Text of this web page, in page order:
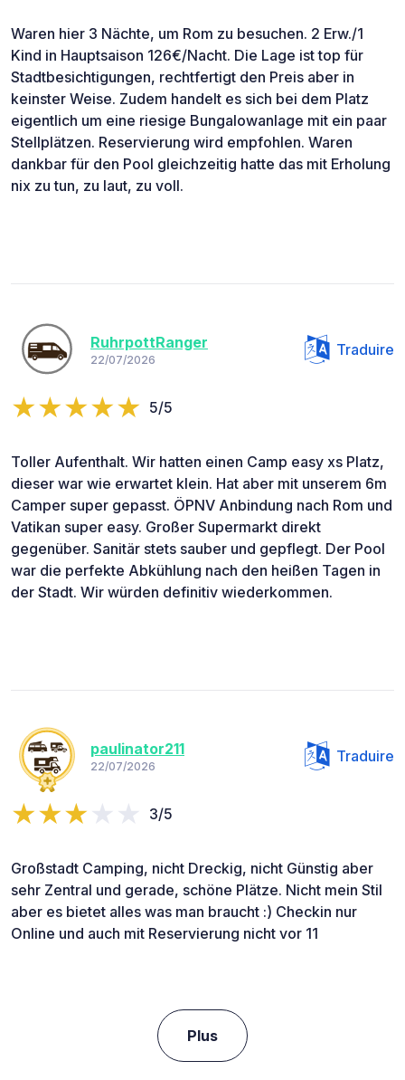
Waren hier 3 Nächte, um Rom zu besuchen. 2 Erw./1
Kind in Hauptsaison 126€/Nacht. Die Lage ist top für
Stadtbesichtigungen, rechtfertigt den Preis aber in
keinster Weise. Zudem handelt es sich bei dem Platz
eigentlich um eine riesige Bungalowanlage mit ein paar
Stellplätzen. Reservierung wird empfohlen. Waren
dankbar für den Pool gleichzeitig hatte das mit Erholung
nix zu tun, zu laut, zu voll.
RuhrpottRanger
22/07/2026
Traduire
5/5
Toller Aufenthalt. Wir hatten einen Camp easy xs Platz,
dieser war wie erwartet klein. Hat aber mit unserem 6m
Camper super gepasst. ÖPNV Anbindung nach Rom und
Vatikan super easy. Großer Supermarkt direkt
gegenüber. Sanitär stets sauber und gepflegt. Der Pool
war die perfekte Abkühlung nach den heißen Tagen in
der Stadt. Wir würden definitiv wiederkommen.
paulinator211
22/07/2026
Traduire
3/5
Großstadt Camping, nicht Dreckig, nicht Günstig aber
sehr Zentral und gerade, schöne Plätze. Nicht mein Stil
aber es bietet alles was man braucht :) Checkin nur
Online und auch mit Reservierung nicht vor 11
Plus